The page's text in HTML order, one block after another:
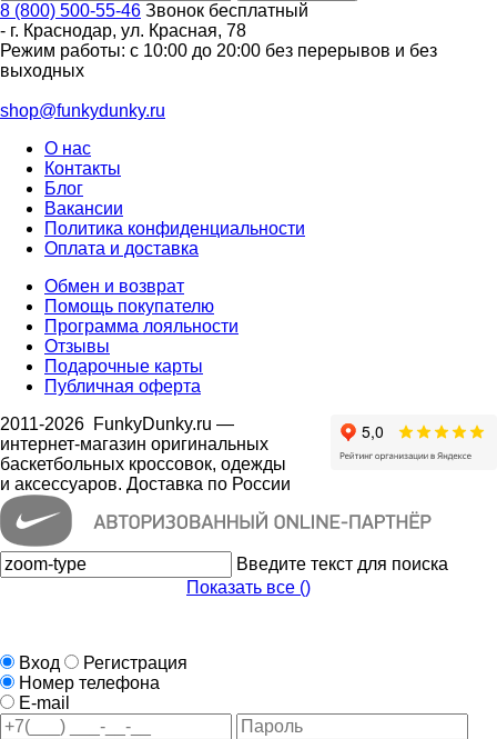
8 (800) 500-55-46 Звонок бесплатный
- г. Краснодар, ул. Красная, 78
Режим работы: с 10:00 до 20:00 без перерывов и без
выходных
shop@funkydunky.ru
О нас
Контакты
Блог
Вакансии
Политика конфиденциальности
Оплата и доставка
Обмен и возврат
Помощь покупателю
Программа лояльности
Отзывы
Подарочные карты
Публичная оферта
2011-2026 FunkyDunky.ru —
интернет-магазин оригинальных
баскетбольных кроссовок, одежды
и аксессуаров. Доставка по России
Введите текст для поиска
Показать все ()
Вход
Регистрация
Номер телефона
E-mail